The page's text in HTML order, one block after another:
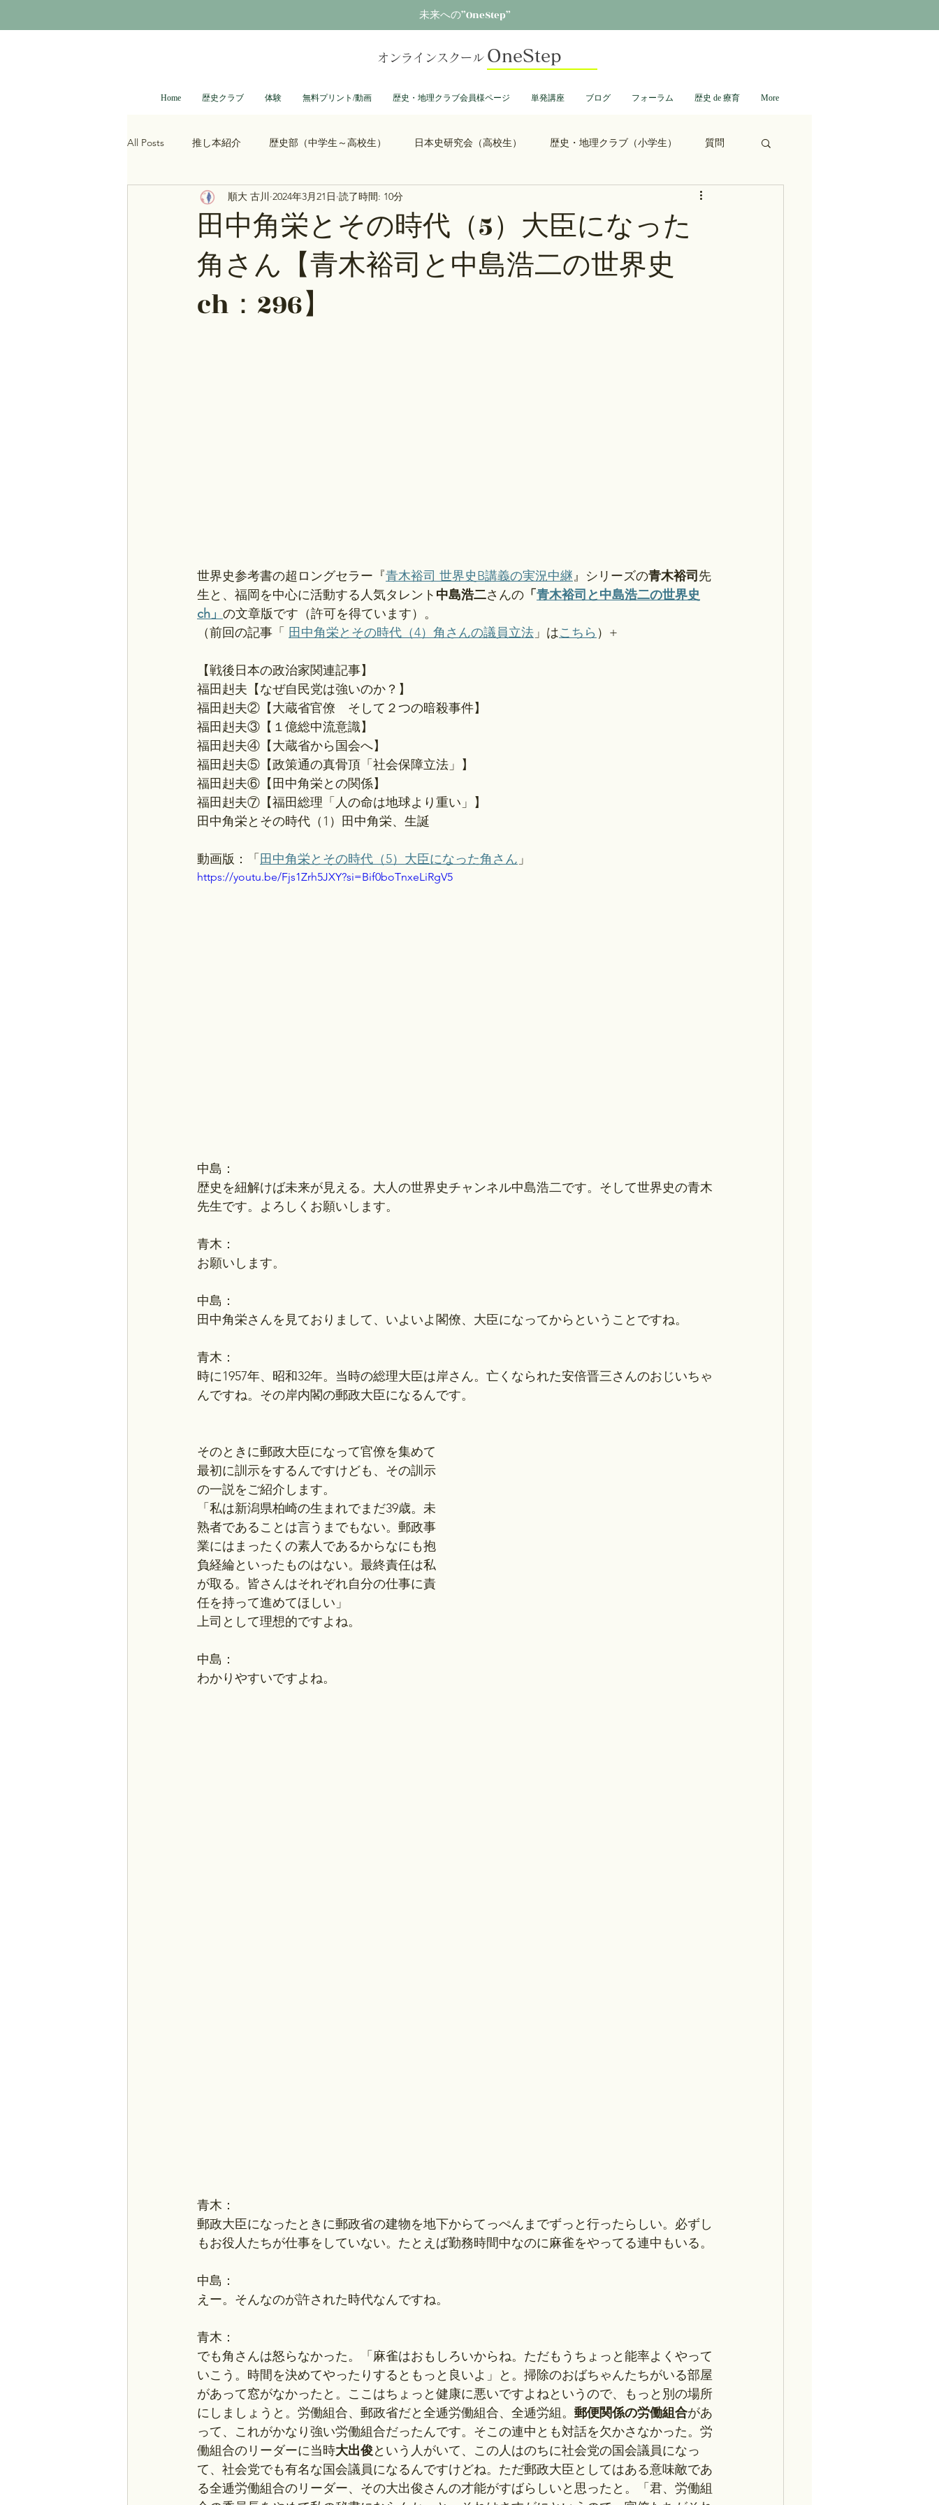
未来への”OneStep”
オンラインスクール OneStep
Home 歴史クラブ 体験 無料プリント/動画 歴史・地理クラブ会員様ページ 単発講座 ブログ フォーラム 歴史 de 療育 More
All Posts 推し本紹介 歴史部（中学生～高校生） 日本史研究会（高校生） 歴史・地理クラブ（小学生） 質問
大河ドラマ べらぼう 光る君へ 鎌倉殿の13人
青木裕司と中島浩二の世界史ch 総理大臣列伝 ショーグン列伝 鬼滅の刃 ONEPIECE 進撃の巨人
レトロゲーム 科学・技術史
田中角栄とその時代（5）大臣になった
角さん【青木裕司と中島浩二の世界史
ch：296】
順大 古川 2024年3月21日 読了時間: 10分
世界史参考書の超ロングセラー『青木裕司 世界史B講義の実況中継』シリーズの青木裕司 先
生と、福岡を中心に活動する人気タレント 中島浩二さんの 「 青木裕司と中島浩二の世界史
ch」 の文章版です（許可を得ています）。
（前回の記事「
田中角栄とその時代（4）角さんの議員立法 」はこちら ）+
【戦後日本の政治家関連記事】
福田赳夫【なぜ自民党は強いのか？】
福田赳夫②【大蔵省官僚　そして２つの暗殺事件】
福田赳夫③【１億総中流意識】
福田赳夫④【大蔵省から国会へ】
福田赳夫⑤【政策通の真骨頂「社会保障立法」】
福田赳夫⑥【田中角栄との関係】
福田赳夫⑦【福田総理「人の命は地球より重い」】
田中角栄とその時代（1）田中角栄、生誕
動画版：「 田中角栄とその時代（5）大臣になった角さん 」
https://youtu.be/Fjs1Zrh5JXY?si=Bif0boTnxeLiRgV5
中島：
歴史を紐解けば未来が見える。大人の世界史チャンネル中島浩二です。そして世界史の青木
先生です。よろしくお願いします。
青木：
お願いします。
中島：
田中角栄さんを見ておりまして、いよいよ閣僚、大臣になってからということですね。
青木：
時に1957年、昭和32年。当時の総理大臣は岸さん。亡くなられた安倍晋三さんのおじいちゃ
んですね。その岸内閣の郵政大臣になるんです。
そのときに郵政大臣になって官僚を集めて
最初に訓示をするんですけども、その訓示
の一説をご紹介します。
「私は新潟県柏崎の生まれでまだ39歳。未
熟者であることは言うまでもない。郵政事
業にはまったくの素人であるからなにも抱
負経綸といったものはない。最終責任は私
が取る。皆さんはそれぞれ自分の仕事に責
任を持って進めてほしい」
上司として理想的ですよね。
中島：
わかりやすいですよね。
青木：
郵政大臣になったときに郵政省の建物を地下からてっぺんまでずっと行ったらしい。必ずし
もお役人たちが仕事をしていない。たとえば勤務時間中なのに麻雀をやってる連中もいる。
中島：
えー。そんなのが許された時代なんですね。
青木：
でも角さんは怒らなかった。「麻雀はおもしろいからね。ただもうちょっと能率よくやって
いこう。時間を決めてやったりするともっと良いよ」と。掃除のおばちゃんたちがいる部屋
があって窓がなかったと。ここはちょっと健康に悪いですよねというので、もっと別の場所
にしましょうと。労働組合、郵政省だと全逓労働組合、全逓労組。 郵便関係の労働組合があ
って、これがかなり強い労働組合だったんです。そこの連中とも対話を欠かさなかった。労
働組合のリーダーに当時大出俊という人がいて、この人はのちに社会党の国会議員になっ
て、社会党でも有名な国会議員になるんですけどね。ただ郵政大臣としてはある意味敵であ
る全逓労働組合のリーダー、その大出俊さんの才能がすばらしいと思ったと。「君、労働組